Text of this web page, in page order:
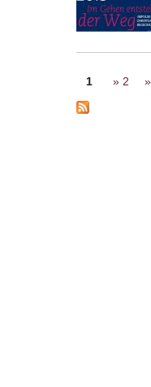
Seiten
1 2